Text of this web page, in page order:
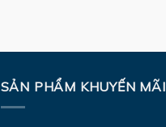
SẢN PHẨM KHUYẾN MÃI